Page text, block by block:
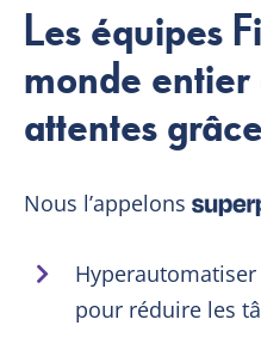
Les équipes
monde entier
attentes
Nous l’appelons
Hyperautomatiser
pour réduire les